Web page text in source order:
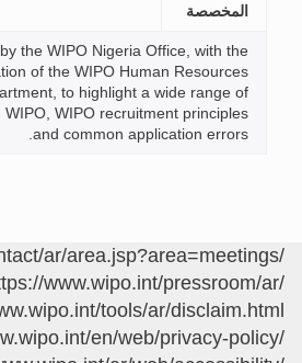
المخصصة
the WIPO Nigeria Office, with the
of the WIPO Human Resources
to highlight a wide range of
WIPO recruitment principles
and common application errors.
/contact/ar/area.jsp?area=meetings
www.wipo.int/pressroom/ar/
tools/ar/disclaim.html
en/web/privacy-policy/